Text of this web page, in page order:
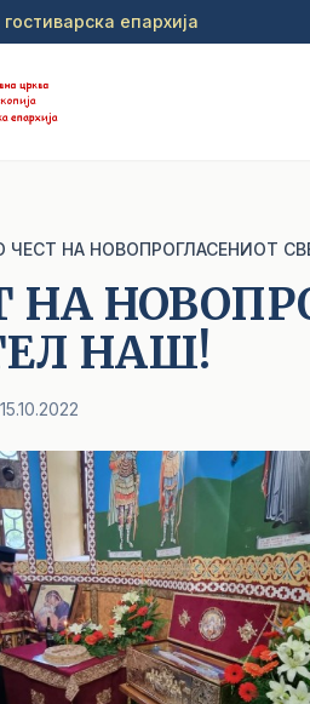
епархија
ЧЕСТ НА НОВОПРОГЛАСЕНИОТ
НА
НАШ!
15.10.2022